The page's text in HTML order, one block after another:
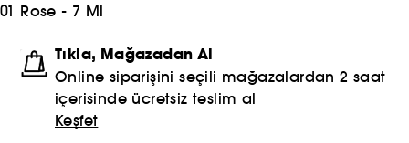
01 Rose - 7 Ml
Tıkla, Mağazadan Al
Online siparişini seçili mağazalardan 2 saat
içerisinde ücretsiz teslim al
Keşfet